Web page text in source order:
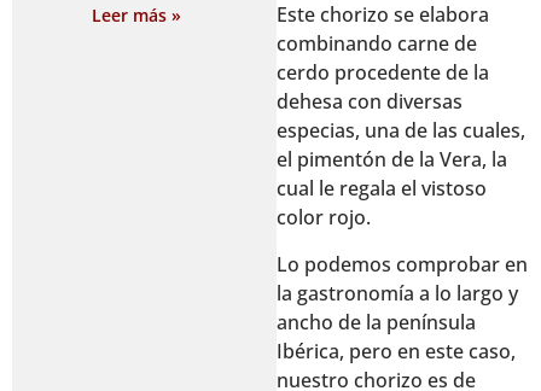
Leer más »
Este chorizo se elabora
combinando carne de
cerdo procedente de la
dehesa con diversas
especias, una de las cuales,
el pimentón de la Vera, la
cual le regala el vistoso
color rojo.
Lo podemos comprobar en
la gastronomía a lo largo y
ancho de la península
Ibérica, pero en este caso,
nuestro chorizo es de